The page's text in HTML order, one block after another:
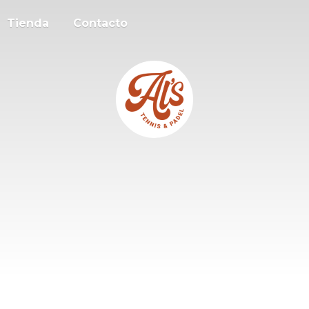
Tienda Contacto